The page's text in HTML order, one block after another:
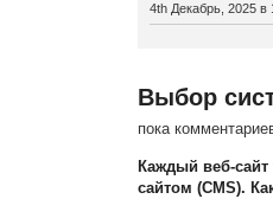
4th Декабрь, 2025 в
Выбор
пока
Каждый веб-
сайтом (CMS).